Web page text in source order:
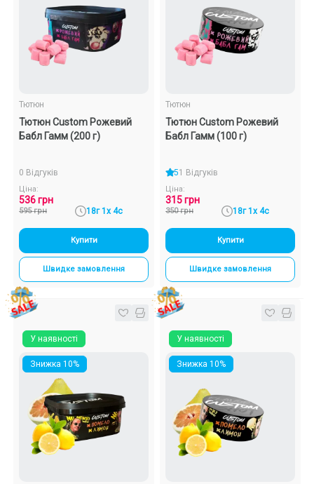
Тютюн
Тютюн Custom Рожевий
Бабл Гамм (200 г)
0 Відгуків
Ціна:
536 грн
595 грн 18г 1х 4с
Купити
Швидке замовлення
Тютюн
Тютюн Custom Рожевий
Бабл Гамм (100 г)
51 Відгуків
Ціна:
315 грн
350 грн 18г 1х 4с
Купити
Швидке замовлення
У наявності
Знижка 10%
У наявності
Знижка 10%